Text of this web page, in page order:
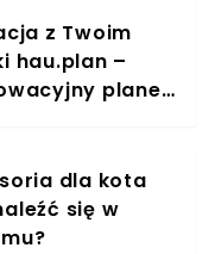
z Twoim
hau.plan –
planer
dla kota
się w